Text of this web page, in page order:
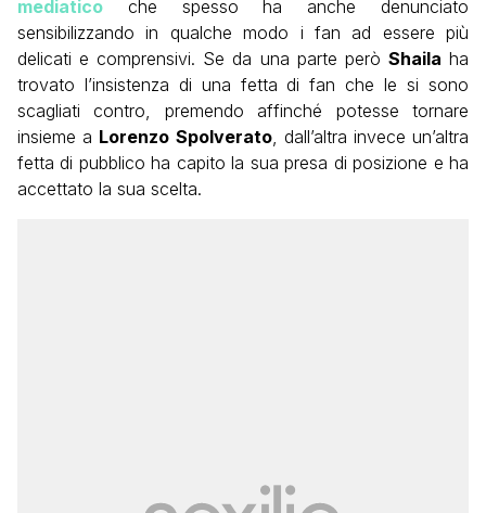
mediatico che spesso ha anche denunciato
sensibilizzando in qualche modo i fan ad essere più
delicati e comprensivi. Se da una parte però Shaila ha
trovato l’insistenza di una fetta di fan che le si sono
scagliati contro, premendo affinché potesse tornare
insieme a Lorenzo Spolverato, dall’altra invece un’altra
fetta di pubblico ha capito la sua presa di posizione e ha
accettato la sua scelta.